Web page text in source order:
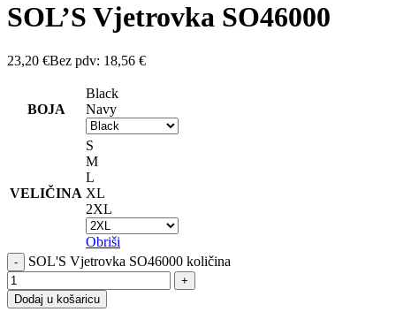
SOL’S Vjetrovka SO46000
23,20 €Bez pdv: 18,56 €
BOJA
Black
Navy
VELIČINA
S
M
L
XL
2XL
Obriši
SOL'S Vjetrovka SO46000 količina
Dodaj u košaricu